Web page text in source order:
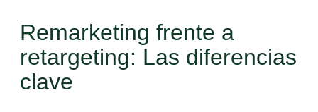
Remarketing frente a
retargeting: Las diferencias
clave